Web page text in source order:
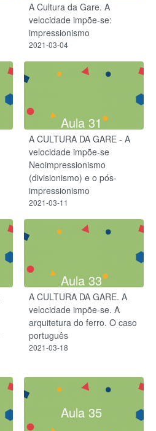
A Cultura da Gare. A
velocidade impõe-se:
impressionismo
2021-03-04
Aula 31
A CULTURA DA GARE - A
velocidade impõe-se​​
Neoimpressionismo
(divisionismo) e o pós-
impressionismo
2021-03-11
Aula 33
A CULTURA DA GARE. A
velocidade impõe-se. A
arquitetura do ferro. O caso
português
2021-03-18
Aula 35